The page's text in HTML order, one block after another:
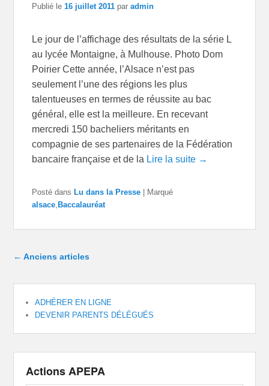
Publié le16 juillet 2011 paradmin
Le jour de l’affichage des résultats de la série L
au lycée Montaigne, à Mulhouse. Photo Dom
Poirier Cette année, l’Alsace n’est pas
seulement l’une des régions les plus
talentueuses en termes de réussite au bac
général, elle est la meilleure. En recevant
mercredi 150 bacheliers méritants en
compagnie de ses partenaires de la Fédération
bancaire française et de la Lire la suite →
Posté dans Lu dans la Presse
Marqué
alsace Baccalauréat
Navigation dans les articles
← Anciens articles
ADHÉRER EN LIGNE
DEVENIR PARENTS DÉLÉGUÉS
Actions APEPA